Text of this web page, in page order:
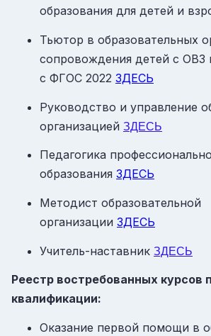
образования для детей и
Тьютор в образовательных
сопровождения детей с ОВЗ
с ФГОС 2022 ЗДЕСЬ
Руководство и управление
организацией ЗДЕСЬ
Педагогика
образования ЗДЕСЬ
Методист образовательной
организации ЗДЕСЬ
Учитель-наставник ЗДЕСЬ
Реестр востребованных курсов
квалификации:
Оказание первой помощи в